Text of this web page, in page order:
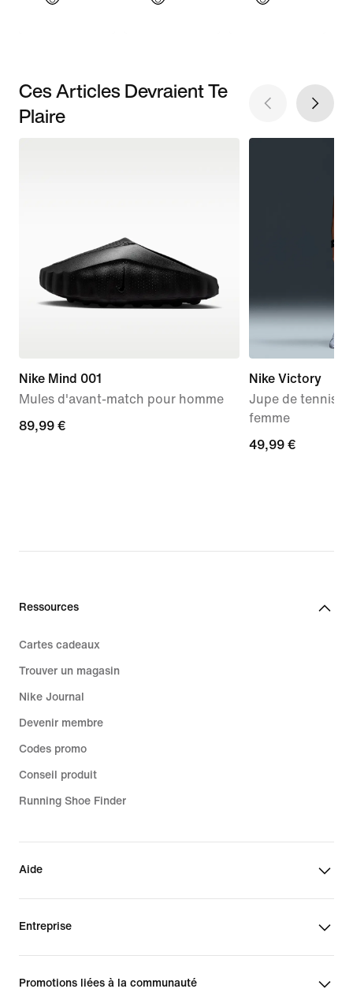
Ces Articles Devraient Te
Plaire
Nike Mind 001
Mules d'avant-match pour homme
89,99 €
89,99 €
Nike Victory
Jupe de tennis à
femme
49,99 €
49,99 €
Ressources
Cartes cadeaux
Trouver un magasin
Nike Journal
Devenir membre
Codes promo
Conseil produit
Running Shoe Finder
Aide
Entreprise
Promotions liées à la communauté